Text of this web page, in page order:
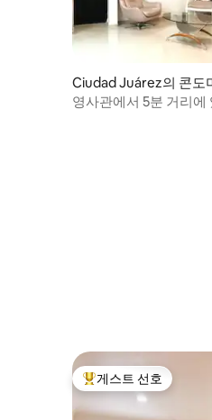
Ciudad Juárez의 콘도
영사관에서 5분 거리에
상위 게스트 선호
게스트 선호